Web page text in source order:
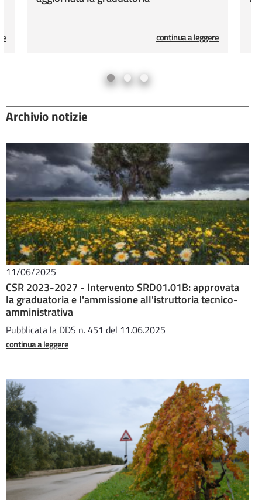
continua a leggere
Archivio notizie
11/06/2025
CSR 2023-2027 - Intervento SRD01.01B: approvata
la graduatoria e l'ammissione all'istruttoria tecnico-
amministrativa
Pubblicata la DDS n. 451 del 11.06.2025
continua a leggere